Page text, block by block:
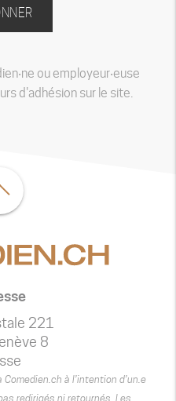
ou employeur‧euse
d'adhésion sur le site.
221
8
à l’intention d’un.e
redirigés ni retournés. Les